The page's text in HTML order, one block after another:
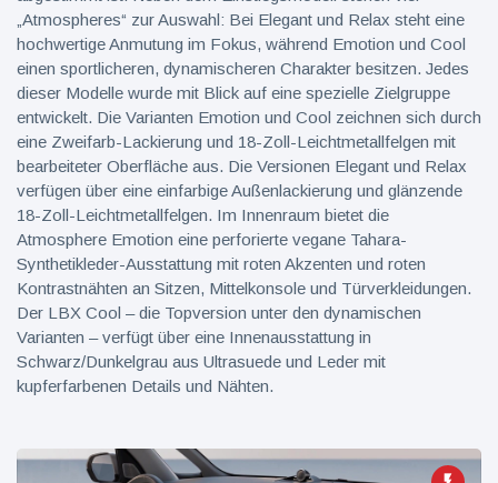
„Atmospheres“ zur Auswahl: Bei Elegant und Relax steht eine
hochwertige Anmutung im Fokus, während Emotion und Cool
einen sportlicheren, dynamischeren Charakter besitzen. Jedes
dieser Modelle wurde mit Blick auf eine spezielle Zielgruppe
entwickelt. Die Varianten Emotion und Cool zeichnen sich durch
eine Zweifarb-Lackierung und 18-Zoll-Leichtmetallfelgen mit
bearbeiteter Oberfläche aus. Die Versionen Elegant und Relax
verfügen über eine einfarbige Außenlackierung und glänzende
18-Zoll-Leichtmetallfelgen. Im Innenraum bietet die
Atmosphere Emotion eine perforierte vegane Tahara-
Synthetikleder-Ausstattung mit roten Akzenten und roten
Kontrastnähten an Sitzen, Mittelkonsole und Türverkleidungen.
Der LBX Cool – die Topversion unter den dynamischen
Varianten – verfügt über eine Innenausstattung in
Schwarz/Dunkelgrau aus Ultrasuede und Leder mit
kupferfarbenen Details und Nähten.